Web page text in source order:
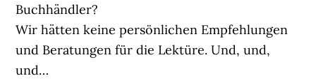
Buchhändler?
Wir hätten keine persönlichen Empfehlungen
und Beratungen für die Lektüre. Und, und,
und…